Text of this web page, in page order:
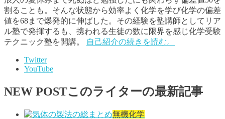
割ることも。そんな状態から効率よく化学を学び化学の偏差
値を68まで爆発的に伸ばした。その経験を塾講師としてリア
ル塾で発揮するも、携われる生徒の数に限界を感じ化学受験
テクニック塾を開講。
自己紹介の続きを読む。
Twitter
YouTube
NEW POSTこのライターの最新記事
無機化学